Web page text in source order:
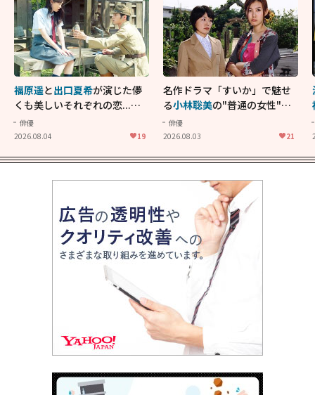
福原遥と出口夏希が演じた儚
くも美しいそれぞれの恋...生
きることの尊さを教えてくれ
た映画「あの花が咲く丘で、
俳優
2026.08.04
19
名作ドラマ「すいか」で魅せ
る小林聡美の"普通の女性"が
大人に刺さる...映画「かもめ
食堂」にも通じる静かな芝居
俳優
2026.08.03
21